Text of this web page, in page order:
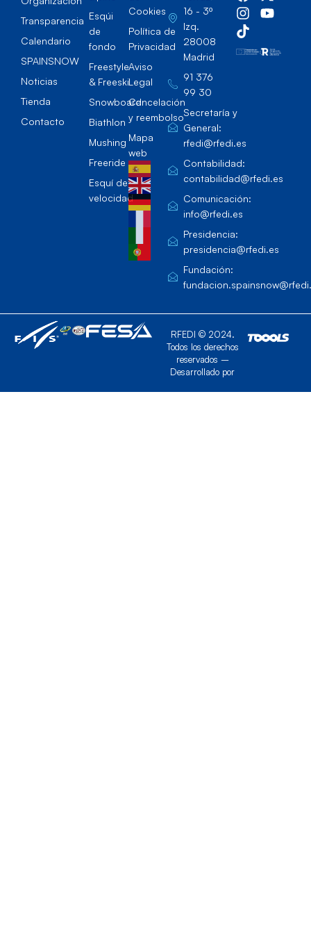
Transparencia
Calendario
SPAINSNOW
Noticias
Tienda
Contacto
Esqúi
de
fondo
Freestyle
& Freeski
Snowboard
Biathlon
Mushing
Freeride
Esquí de
velocidad
Cookies
Política de
Privacidad
Aviso
Legal
Cancelación
y reembolso
Mapa
web
16 - 3º
Izq.
28008
Madrid
91 376
99 30
Secretaría y
General:
rfedi@rfedi.es
Contabilidad:
contabilidad@rfedi.es
Comunicación:
info@rfedi.es
Presidencia:
presidencia@rfedi.es
Fundación:
RFEDI © 2024.
Todos los derechos
reservados –
Desarrollado por